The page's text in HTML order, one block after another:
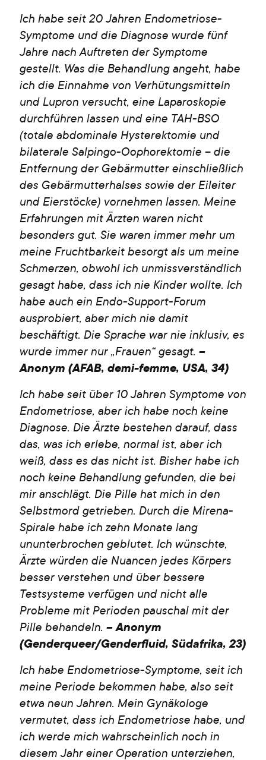
Ich habe seit 20 Jahren Endometriose-
Symptome und die Diagnose wurde fünf
Jahre nach Auftreten der Symptome
gestellt. Was die Behandlung angeht, habe
ich die Einnahme von Verhütungsmitteln
und Lupron versucht, eine Laparoskopie
durchführen lassen und eine TAH-BSO
(totale abdominale Hysterektomie und
bilaterale Salpingo-Oophorektomie – die
Entfernung der Gebärmutter einschließlich
des Gebärmutterhalses sowie der Eileiter
und Eierstöcke) vornehmen lassen. Meine
Erfahrungen mit Ärzten waren nicht
besonders gut. Sie waren immer mehr um
meine Fruchtbarkeit besorgt als um meine
Schmerzen, obwohl ich unmissverständlich
gesagt habe, dass ich nie Kinder wollte. Ich
habe auch ein Endo-Support-Forum
ausprobiert, aber mich nie damit
beschäftigt. Die Sprache war nie inklusiv, es
wurde immer nur „Frauen“ gesagt. –
Anonym (AFAB, demi-femme, USA, 34)
Ich habe seit über 10 Jahren Symptome von
Endometriose, aber ich habe noch keine
Diagnose. Die Ärzte bestehen darauf, dass
das, was ich erlebe, normal ist, aber ich
weiß, dass es das nicht ist. Bisher habe ich
noch keine Behandlung gefunden, die bei
mir anschlägt. Die Pille hat mich in den
Selbstmord getrieben. Durch die Mirena-
Spirale habe ich zehn Monate lang
ununterbrochen geblutet. Ich wünschte,
Ärzte würden die Nuancen jedes Körpers
besser verstehen und über bessere
Testsysteme verfügen und nicht alle
Probleme mit Perioden pauschal mit der
Pille behandeln. – Anonym
(Genderqueer/Genderfluid, Südafrika, 23)
Ich habe Endometriose-Symptome, seit ich
meine Periode bekommen habe, also seit
etwa neun Jahren. Mein Gynäkologe
vermutet, dass ich Endometriose habe, und
ich werde mich wahrscheinlich noch in
diesem Jahr einer Operation unterziehen,